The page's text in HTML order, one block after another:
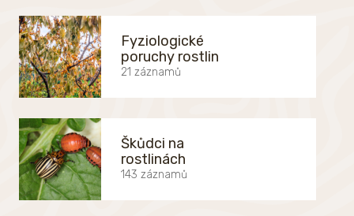
Fyziologické
poruchy rostlin
21 záznamů
Škůdci na
rostlinách
143 záznamů